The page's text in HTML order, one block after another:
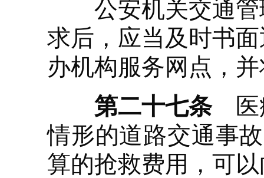
公安机关交通管
求后，应当及时书
办机构服务网点，
第二十七条医
情形的道路交通事
算的抢救费用，可